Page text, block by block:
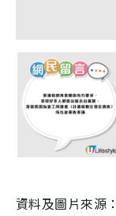
資料及圖片來源：